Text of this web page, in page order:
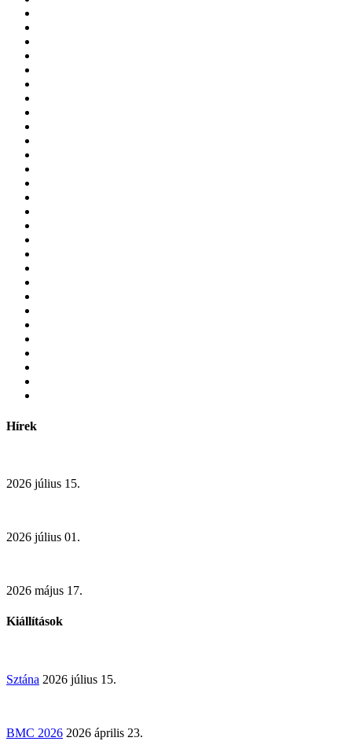
Hírek
2026 július 15.
2026 július 01.
2026 május 17.
Kiállítások
Sztána 2026 július 15.
BMC 2026 2026 április 23.